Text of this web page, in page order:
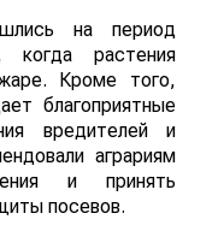
на период
когда растения
Кроме того,
благоприятные
вредителей и
аграриям
и принять
посевов.